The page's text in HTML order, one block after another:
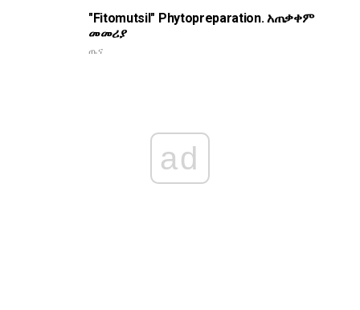
"Fitomutsil" Phytopreparation. አጠቃቀም
መመሪያ
ጤና
ad